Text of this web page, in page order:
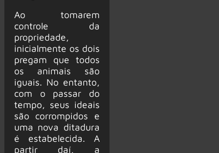
Ao tomarem
controle da
propriedade,
inicialmente os dois
pregam que todos
os animais são
iguais. No entanto,
com o passar do
tempo, seus ideais
são corrompidos e
uma nova ditadura
é estabelecida. A
partir daí, a